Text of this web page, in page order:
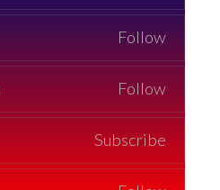
Follow
Follow
Subscribe